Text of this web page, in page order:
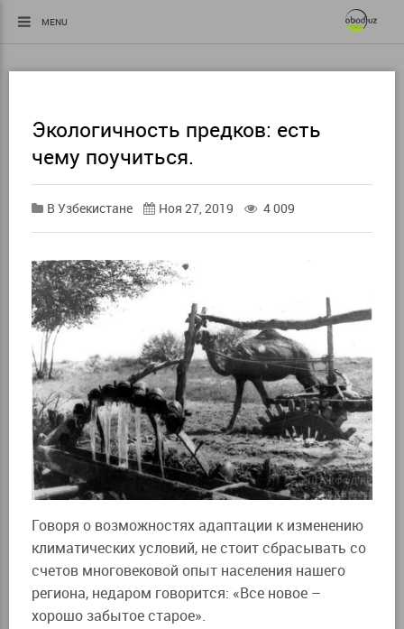
MENU
Экологичность предков: есть
чему поучиться.
В Узбекистане Ноя 27, 2019 4 009
Говоря о возможностях адаптации к изменению
климатических условий, не стоит сбрасывать со
счетов многовековой опыт населения нашего
региона, недаром говорится: «Все новое –
хорошо забытое старое».